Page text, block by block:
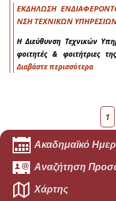
ΕΚΔΗΛΩΣΗ
ΝΣΗ ΤΕΧΝΙΚΩΝ
Η Διεύθυνση Τεχνικών
φοιτητές & φοιτήτριες
Διαβάστε περισσότερα
1
Ακαδημαϊκό
Αναζήτηση
Χάρτης